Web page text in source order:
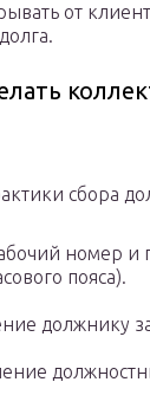
от
сбора
номер и
пояса).
должнику